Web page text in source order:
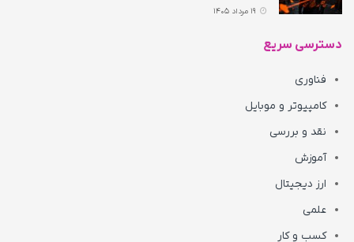
دسترسی سریع
فناوری
کامپیوتر و موبایل
نقد و بررسی
آموزش
ارز دیجیتال
علمی
کسب و کار